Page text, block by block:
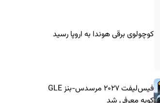
کوچولوی برقی هوندا به اروپا رسید
فیس‌لیفت ۲۰۲۷ مرسدس-بنز GLE